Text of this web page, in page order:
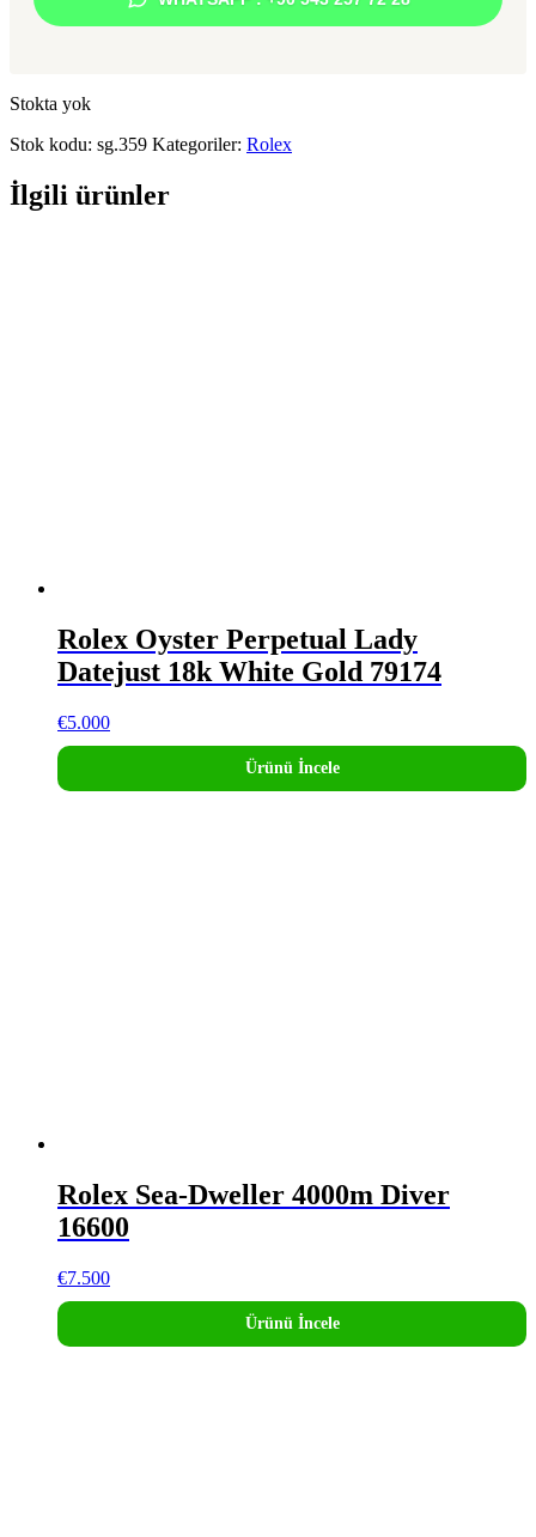
Stokta yok
Stok kodu: sg.359 Kategoriler: Rolex
İlgili ürünler
Rolex Oyster Perpetual Lady
Datejust 18k White Gold 79174
€5.000
Ürünü İncele
Rolex Sea-Dweller 4000m Diver
16600
€7.500
Ürünü İncele